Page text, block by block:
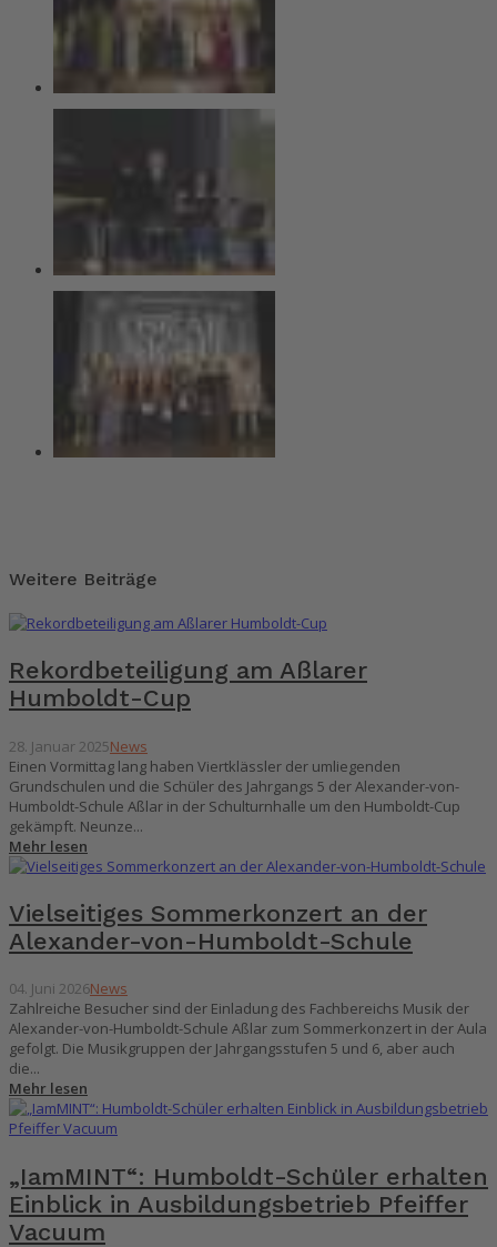
Weitere Beiträge
Rekordbeteiligung am Aßlarer
Humboldt-Cup
28. Januar 2025News
Einen Vormittag lang haben Viertklässler der umliegenden
Grundschulen und die Schüler des Jahrgangs 5 der Alexander-von-
Humboldt-Schule Aßlar in der Schulturnhalle um den Humboldt-Cup
gekämpft. Neunze...
Mehr lesen
Vielseitiges Sommerkonzert an der
Alexander-von-Humboldt-Schule
04. Juni 2026News
Zahlreiche Besucher sind der Einladung des Fachbereichs Musik der
Alexander-von-Humboldt-Schule Aßlar zum Sommerkonzert in der Aula
gefolgt. Die Musikgruppen der Jahrgangsstufen 5 und 6, aber auch
die...
Mehr lesen
„IamMINT“: Humboldt-Schüler erhalten
Einblick in Ausbildungsbetrieb Pfeiffer
Vacuum